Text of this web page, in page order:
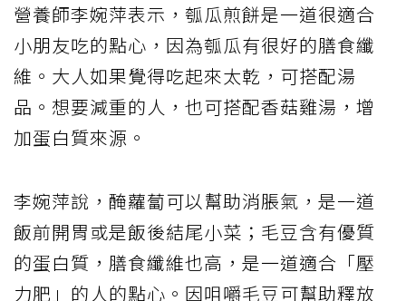
營養師李婉萍表示，瓠瓜煎餅是一道很適合
小朋友吃的點心，因為瓠瓜有很好的膳食纖
維。大人如果覺得吃起來太乾，可搭配湯
品。想要減重的人，也可搭配香菇雞湯，增
加蛋白質來源。
李婉萍說，醃蘿蔔可以幫助消脹氣，是一道
飯前開胃或是飯後結尾小菜；毛豆含有優質
的蛋白質，膳食纖維也高，是一道適合「壓
力肥」的人的點心。因咀嚼毛豆可幫助釋放